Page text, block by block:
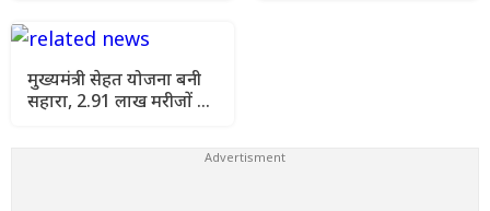
मुख्यमंत्री सेहत योजना बनी
सहारा, 2.91 लाख मरीजों को